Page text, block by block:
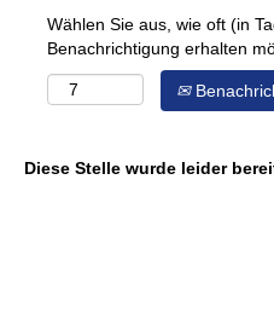
Wählen Sie aus, wie oft (in
Benachrichtigung erhalten
Diese Stelle wurde leider